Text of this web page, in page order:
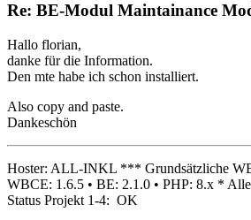
Re: BE-Modul Maintainance
Hallo florian,
danke für die Information.
Den mte habe ich schon installiert.
Also copy and paste.
Dankeschön
Hoster: ALL-INKL *** Grundsätzliche
WBCE: 1.6.5 • BE: 2.1.0 • PHP: 8.x *
Status Projekt 1-4: OK